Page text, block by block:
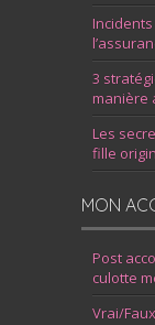
3
manière
Les
fille
MON
Post
culotte
Vrai/